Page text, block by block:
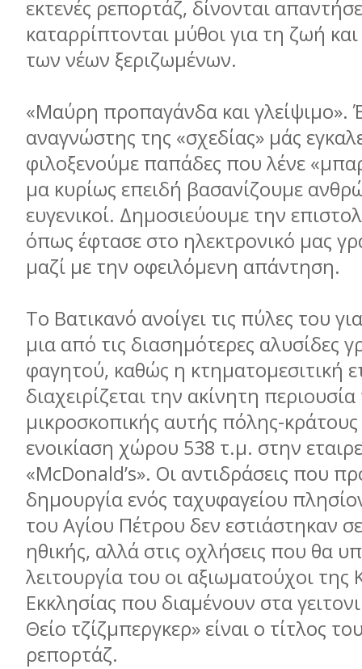
εκτενές ρεπορτάζ, δίνονται
καταρρίπτονται μύθοι για τη ζωή και
των νέων ξεριζωμένων.
«Μαύρη προπαγάνδα και γλείψιμο».
αναγνώστης της «σχεδίας» μάς
φιλοξενούμε παπάδες που λένε
μα κυρίως επειδή βασανίζουμε
ευγενικοί. Δημοσιεύουμε την
όπως έφτασε στο ηλεκτρονικό μας
μαζί με την οφειλόμενη απάντηση.
Το Βατικανό ανοίγει τις πύλες του
μια από τις διασημότερες αλυσίδες
φαγητού, καθώς η κτηματομεσιτική
διαχειρίζεται την ακίνητη περιουσία
μικροσκοπικής αυτής πόλης-
ενοικίαση χώρου 538 τ.μ. στην
«McDonald’s». Οι αντιδράσεις που
δημουργία ενός ταχυφαγείου
του Αγίου Πέτρου δεν εστιάστηκαν
ηθικής, αλλά στις οχλήσεις που θα
λειτουργία του οι αξιωματούχοι της
Εκκλησίας που διαμένουν στα
Θείο τζίζμπεργκερ» είναι ο τίτλος
ρεπορτάζ.